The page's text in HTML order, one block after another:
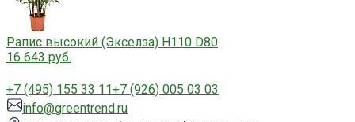
Рапис высокий (Экселза) H110 D80
16 643 руб.
+7 (495) 155 33 11+7 (926) 005 03 03
info@greentrend.ru